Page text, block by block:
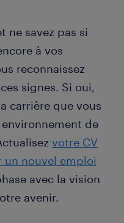
ne savez pas si
à vos
reconnaissez
signes. Si oui,
carrière que vous
de
votre CV
un nouvel emploi
avec la vision
avenir.